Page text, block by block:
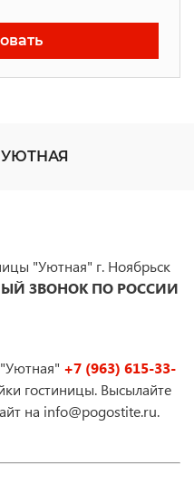
УЮТНАЯ
"Уютная" г. Ноябрьск
ЗВОНОК ПО РОССИИ
+7 (963) 615-33-
гостиницы. Высылайте
на info@pogostite.ru.